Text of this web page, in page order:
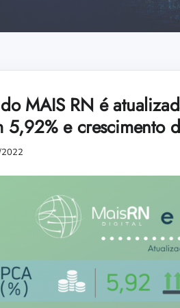
MAIS RN é
5,92% e crescimento